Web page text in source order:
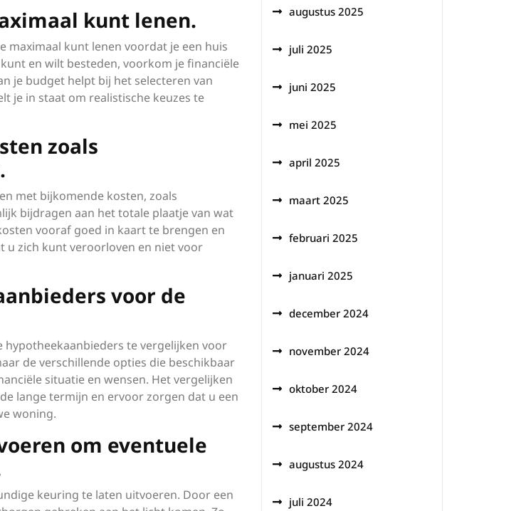
kunt lenen.
maximaal kunt lenen voordat je een huis
en wilt besteden, voorkom je financiële
je budget helpt bij het selecteren van
je in staat om realistische keuzes te
zoals
met bijkomende kosten, zoals
bijdragen aan het totale plaatje van wat
vooraf goed in kaart te brengen en
u zich kunt veroorloven en niet voor
voor de
hypotheekaanbieders te vergelijken voor
de verschillende opties die beschikbaar
situatie en wensen. Het vergelijken
lange termijn en ervoor zorgen dat u een
woning.
om eventuele
keuring te laten uitvoeren. Door een
augustus 2025
juli 2025
juni 2025
mei 2025
april 2025
maart 2025
februari 2025
januari 2025
december 2024
november 2024
oktober 2024
september 2024
augustus 2024
juli 2024